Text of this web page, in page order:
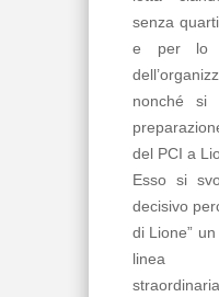
senza
e per lo
nonché si
del PCI a
Esso si
decisivo
di Lione”
linea